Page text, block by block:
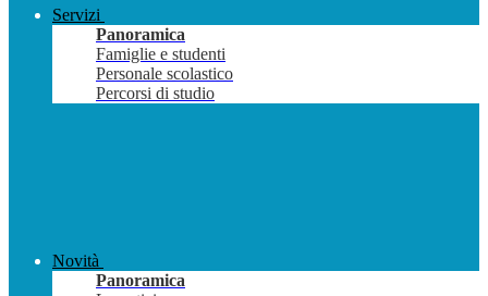
Servizi
Panoramica
Famiglie e studenti
Personale scolastico
Percorsi di studio
Novità
Panoramica